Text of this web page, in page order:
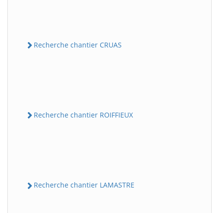
Recherche chantier CRUAS
Recherche chantier ROIFFIEUX
Recherche chantier LAMASTRE